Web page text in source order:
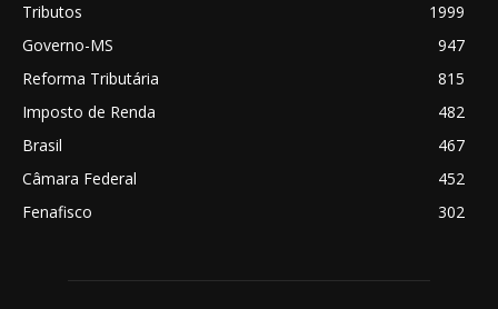
Tributos
1999
Governo-MS
947
Reforma Tributária
815
Imposto de Renda
482
Brasil
467
Câmara Federal
452
Fenafisco
302